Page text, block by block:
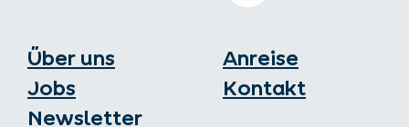
Über uns
Jobs
Newsletter
Anreise
Kontakt